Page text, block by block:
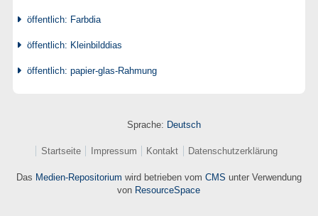
öffentlich: Farbdia
öffentlich: Kleinbilddias
öffentlich: papier-glas-Rahmung
Sprache: Deutsch
Startseite Impressum Kontakt Datenschutzerklärung
Das Medien-Repositorium wird betrieben vom CMS unter Verwendung
von ResourceSpace